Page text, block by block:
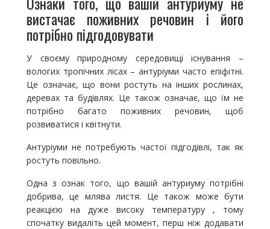
вистачає поживних речовин і його
потрібно підгодовувати
У своєму природному середовищі існування –
вологих тропічних лісах – антуріуми часто епіфітні.
Це означає, що вони ростуть на інших рослинах,
деревах та будівлях. Це також означає, що їм не
потрібно багато поживних речовин, щоб
розвиватися і квітнути.
Антуріуми не потребують частої підгодівлі, так як
ростуть повільно.
Одна з ознак того, що вашій антуриуму потрібні
добрива, це млява листя. Це також може бути
реакцією на дуже високу температуру , тому
спочатку видаліть цей момент, перш ніж додавати